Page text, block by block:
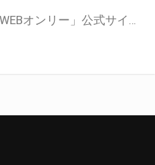
「とらのあなWEBオンリー」公式サイトでとらのあな通販の「割引クーポン」を配布中！ イベントごとに開催当日限定で使える割引クーポンのシリアルコードを発行します。 とらのあなWEBオンリーのページをチェックして、イベント当日にお得にお買い物を楽しみましょう♪ ※本キャンペーンは予告なく終了する場合がございます。 とらのあなWEBオンリーサイトはこちら